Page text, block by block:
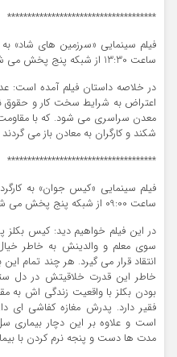
*************************************
ساعت 13:30 از شبکه پنج پخش می شود.
در خلاصه داستان فیلم آمده است:
اعتراض به شرایط سخت کار و حقوق
معدن سراسری می شود. که با
شکند و کارگران به معادن باز می
*************************************
ساعت 09:00 از شبکه پنج پخش می شود.
در این فیلم خواهیم دید: کیس بکلز
سوی معلم و والدینش به خاطر
انتقاد قرار می گیرد. هر چند تمام
خاطر این قدرت خلاقیتش در دل
بودن بکلز با واقعیت زندگی اش به
فقیر دارد. پدرش مغازه کفاشی ای
است و علاوه بر این دچار
مدت ها دست و پنجه نرم کردن با